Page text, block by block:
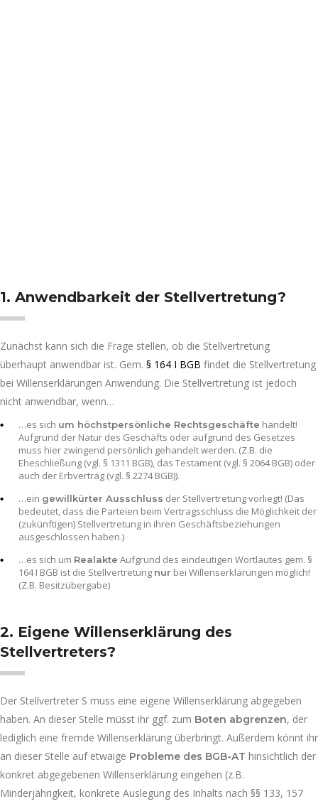
1. Anwendbarkeit der Stellvertretung?
Zunächst kann sich die Frage stellen, ob die Stellvertretung
überhaupt anwendbar ist. Gem. § 164 I BGB findet die Stellvertretung
bei Willenserklärungen Anwendung. Die Stellvertretung ist jedoch
nicht anwendbar, wenn…
…es sich um höchstpersönliche Rechtsgeschäfte handelt!
Aufgrund der Natur des Geschäfts oder aufgrund des Gesetzes
muss hier zwingend persönlich gehandelt werden. (Z.B. die
Eheschließung (vgl. § 1311 BGB), das Testament (vgl. § 2064 BGB) oder
auch der Erbvertrag (vgl. § 2274 BGB)).
…ein gewillkürter Ausschluss der Stellvertretung vorliegt! (Das
bedeutet, dass die Parteien beim Vertragsschluss die Möglichkeit der
(zukünftigen) Stellvertretung in ihren Geschäftsbeziehungen
ausgeschlossen haben.)
…es sich um Realakte Aufgrund des eindeutigen Wortlautes gem. §
164 I BGB ist die Stellvertretung nur bei Willenserklärungen möglich!
(Z.B. Besitzübergabe)
2. Eigene Willenserklärung des
Stellvertreters?
Der Stellvertreter S muss eine eigene Willenserklärung abgegeben
haben. An dieser Stelle müsst ihr ggf. zum Boten abgrenzen, der
lediglich eine fremde Willenserklärung überbringt. Außerdem könnt ihr
an dieser Stelle auf etwaige Probleme des BGB-AT hinsichtlich der
konkret abgegebenen Willenserklärung eingehen (z.B.
Minderjährigkeit, konkrete Auslegung des Inhalts nach §§ 133, 157